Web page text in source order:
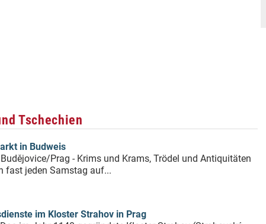
Tschechien
in Budweis
Budějovice/Prag - Krims und Krams, Trödel und Antiquitäten
fast jeden Samstag auf...
im Kloster Strahov in Prag